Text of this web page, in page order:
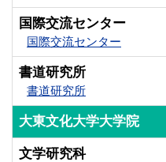
国際交流センター
国際交流センター
書道研究所
書道研究所
大東文化大学大学院
文学研究科